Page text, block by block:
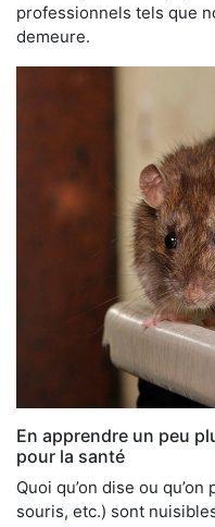
professionnels tels que
demeure.
En apprendre un peu
pour la santé
Quoi qu’on dise ou
souris, etc.) sont